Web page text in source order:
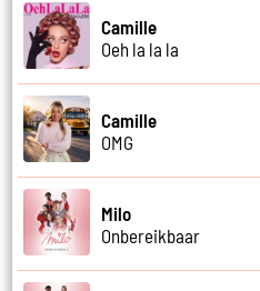
Camille
Oeh la la la
Camille
OMG
Milo
Onbereikbaar